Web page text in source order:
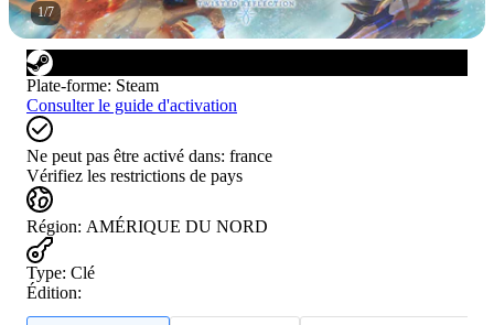
1/7
Plate-forme: Steam
Consulter le guide d'activation
Ne peut pas être activé dans: france
Vérifiez les restrictions de pays
Région: AMÉRIQUE DU NORD
Type: Clé
Édition: